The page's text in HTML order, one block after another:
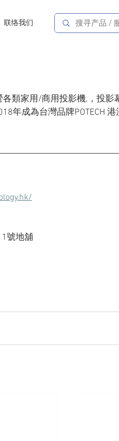
联络我们
各類家用/商用投影機,，投影
年成為台灣品牌POTECH
號地舖